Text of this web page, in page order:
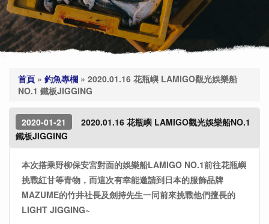
首頁 » 釣魚專欄 » 2020.01.16 花瓶嶼 LAMIGO觀光娛樂船
NO.1 鐵板JIGGING
2020-01-21
2020.01.16 花瓶嶼 LAMIGO觀光娛樂船NO.1
鐵板JIGGING
本次搭乘野柳保安宮對面的娛樂船LAMIGO NO.1前往花瓶嶼
挑戰紅甘等青物，而這次有幸能邀請到日本的服飾品牌
MAZUME的竹井社長及劍持先生一同前來挑戰他們擅長的
LIGHT JIGGING~